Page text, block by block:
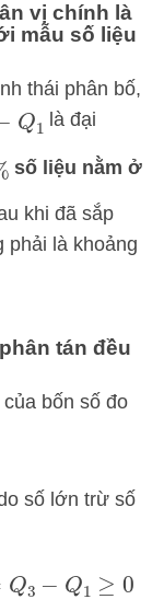
vị chính là
mẫu số liệu
thái phân bố,
1 là đại
số liệu nằm ở
khi đã sắp
phải là khoảng
tán đều
bốn số đo
số lớn trừ số
3− Q 1≥0